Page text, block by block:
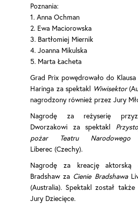
Poznania:
1. Anna Ochman
2. Ewa Maciorowska
3. Bartłomiej Miernik
4. Joanna Mikulska
5. Marta Łacheta
Grad Prix powędrowało do
Haringa za spektakl Wiwisektor
nagrodzony również przez Jury
Nagrodę za reżyserię
Dworzakowi za spektakl
pożar Teatru Narodowego
Liberec (Czechy).
Nagrodę za kreację aktorską
Bradshaw za Cienie Bradshawa
(Australia). Spektakl został
Jury Dziecięce.